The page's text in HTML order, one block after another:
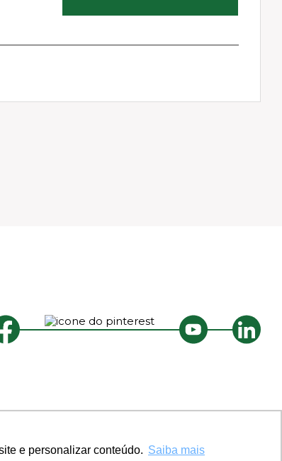
e personalizar conteúdo. Saiba mais